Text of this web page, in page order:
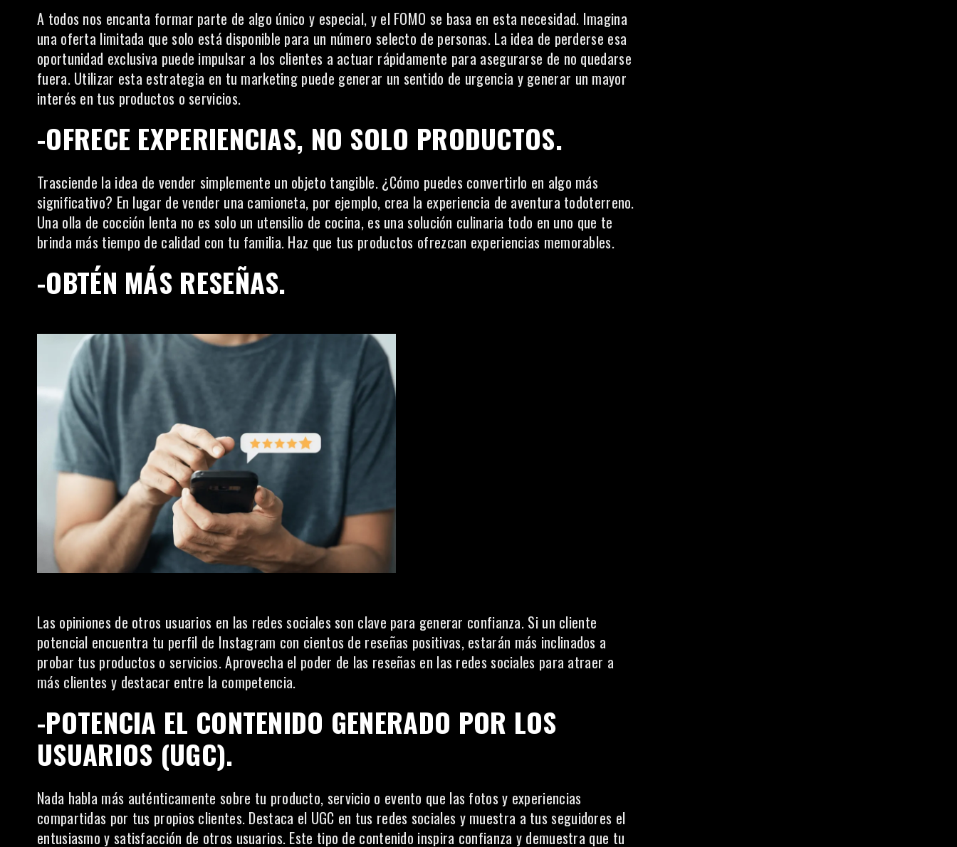
A todos nos encanta formar parte de algo único y especial, y el FOMO se basa en esta necesidad. Imagina
una oferta limitada que solo está disponible para un número selecto de personas. La idea de perderse esa
oportunidad exclusiva puede impulsar a los clientes a actuar rápidamente para asegurarse de no quedarse
fuera. Utilizar esta estrategia en tu marketing puede generar un sentido de urgencia y generar un mayor
interés en tus productos o servicios.
-OFRECE EXPERIENCIAS, NO SOLO PRODUCTOS.
Trasciende la idea de vender simplemente un objeto tangible. ¿Cómo puedes convertirlo en algo más
significativo? En lugar de vender una camioneta, por ejemplo, crea la experiencia de aventura todoterreno.
Una olla de cocción lenta no es solo un utensilio de cocina, es una solución culinaria todo en uno que te
brinda más tiempo de calidad con tu familia. Haz que tus productos ofrezcan experiencias memorables.
-OBTÉN MÁS RESEÑAS.
Las opiniones de otros usuarios en las redes sociales son clave para generar confianza. Si un cliente
potencial encuentra tu perfil de Instagram con cientos de reseñas positivas, estarán más inclinados a
probar tus productos o servicios. Aprovecha el poder de las reseñas en las redes sociales para atraer a
más clientes y destacar entre la competencia.
-POTENCIA EL CONTENIDO GENERADO POR LOS
USUARIOS (UGC).
Nada habla más auténticamente sobre tu producto, servicio o evento que las fotos y experiencias
compartidas por tus propios clientes. Destaca el UGC en tus redes sociales y muestra a tus seguidores el
entusiasmo y satisfacción de otros usuarios. Este tipo de contenido inspira confianza y demuestra que tu